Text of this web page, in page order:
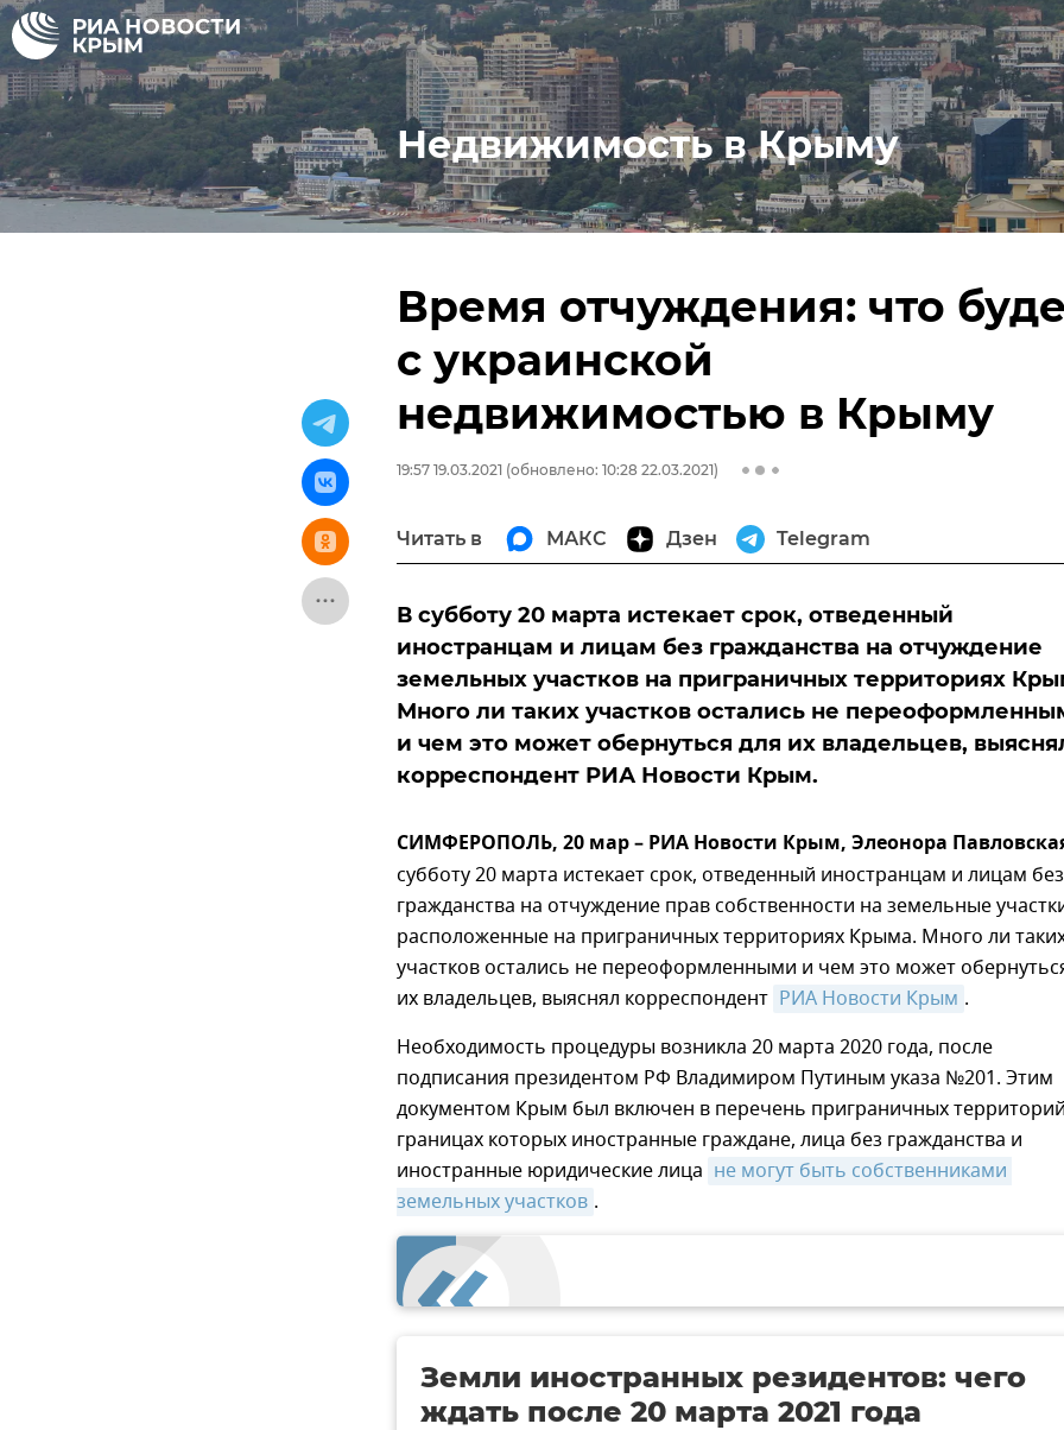
Недвижимость в Крыму
Время отчуждения: что
с украинской
недвижимостью в Крыму
19:57 19.03.2021 (обновлено: 10:28 22.03.2021)
Читать в МАКС Дзен Telegram
В субботу 20 марта истекает срок, отведенный
иностранцам и лицам без гражданства на отчуждение
земельных участков на приграничных территориях
Много ли таких участков остались не
и чем это может обернуться для их владельцев,
корреспондент РИА Новости Крым.
СИМФЕРОПОЛЬ, 20 мар – РИА Новости Крым, Элеонора
субботу 20 марта истекает срок, отведенный иностранцам и лицам без
гражданства на отчуждение прав собственности на земельные
расположенные на приграничных территориях Крыма. Много ли
участков остались не переоформленными и чем это может
их владельцев, выяснял корреспондент РИА Новости Крым .
Необходимость процедуры возникла 20 марта 2020 года, после
подписания президентом РФ Владимиром Путиным указа №201. Этим
документом Крым был включен в перечень приграничных
границах которых иностранные граждане, лица без гражданства и
иностранные юридические лица не могут быть собственниками
земельных участков .
Земли иностранных резидентов: чего
ждать после 20 марта 2021 года